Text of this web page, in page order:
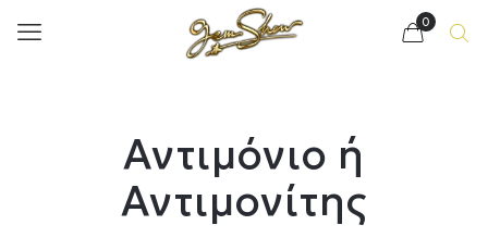
0
Αντιμόνιο ή
Αντιμονίτης